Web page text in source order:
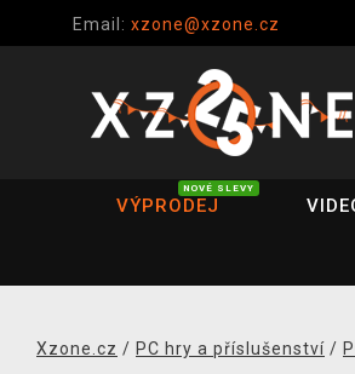
Email: xzone@xzone.cz
VÝPRODEJ
NOVÉ SLEVY
Xzone.cz / PC hry a příslušenství /